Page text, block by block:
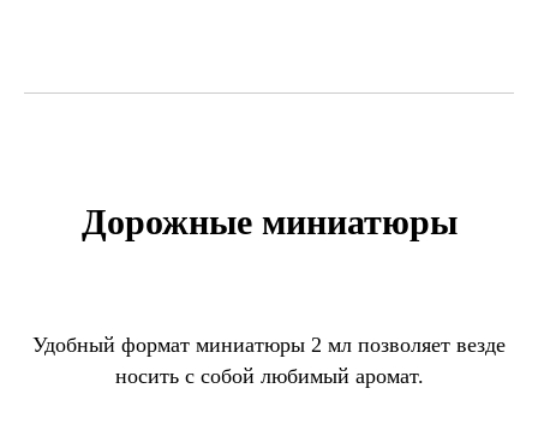
Дорожные миниатюры
Удобный формат миниатюры 2 мл позволяет везде
носить с собой любимый аромат.